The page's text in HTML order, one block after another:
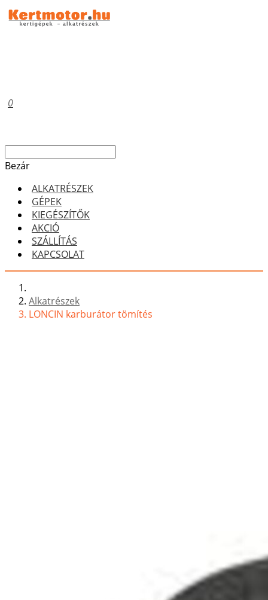
0
Bezár
ALKATRÉSZEK
GÉPEK
KIEGÉSZÍTŐK
AKCIÓ
SZÁLLÍTÁS
KAPCSOLAT
Alkatrészek
LONCIN karburátor tömítés